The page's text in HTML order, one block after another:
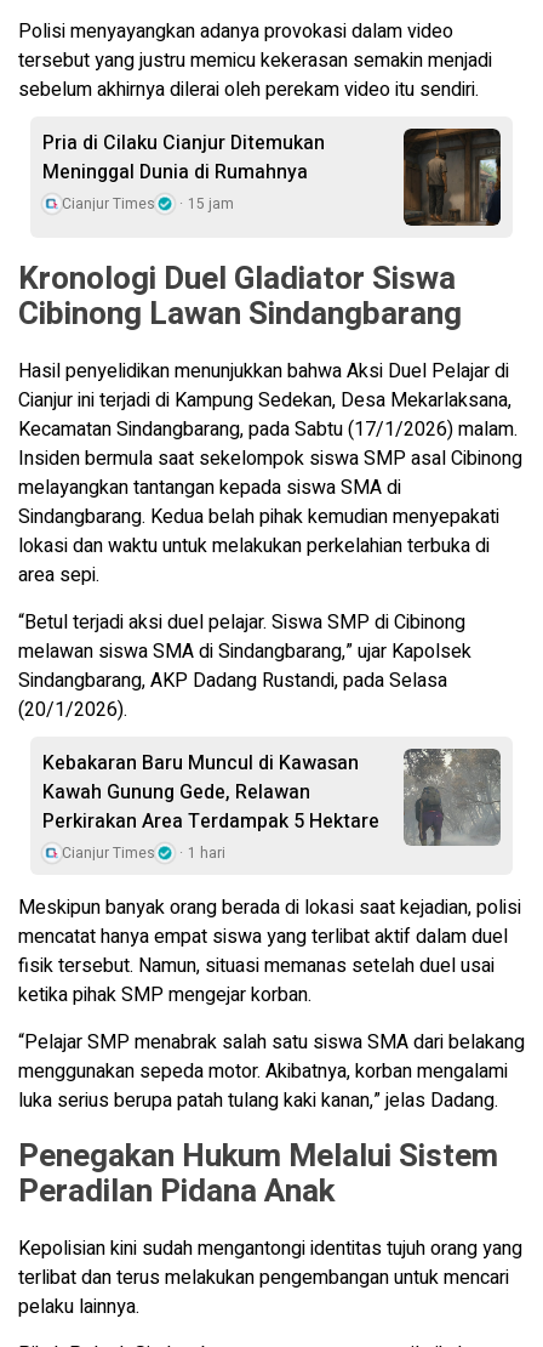
Polisi menyayangkan adanya provokasi dalam video
tersebut yang justru memicu kekerasan semakin menjadi
sebelum akhirnya dilerai oleh perekam video itu sendiri.
Pria di Cilaku Cianjur Ditemukan
Meninggal Dunia di Rumahnya
Cianjur Times 15 jam
Kronologi Duel Gladiator Siswa
Cibinong Lawan Sindangbarang
Hasil penyelidikan menunjukkan bahwa Aksi Duel Pelajar di
Cianjur ini terjadi di Kampung Sedekan, Desa Mekarlaksana,
Kecamatan Sindangbarang, pada Sabtu (17/1/2026) malam.
Insiden bermula saat sekelompok siswa SMP asal Cibinong
melayangkan tantangan kepada siswa SMA di
Sindangbarang. Kedua belah pihak kemudian menyepakati
lokasi dan waktu untuk melakukan perkelahian terbuka di
area sepi.
“Betul terjadi aksi duel pelajar. Siswa SMP di Cibinong
melawan siswa SMA di Sindangbarang,” ujar Kapolsek
Sindangbarang, AKP Dadang Rustandi, pada Selasa
(20/1/2026).
Kebakaran Baru Muncul di Kawasan
Kawah Gunung Gede, Relawan
Perkirakan Area Terdampak 5 Hektare
Cianjur Times 1 hari
Meskipun banyak orang berada di lokasi saat kejadian, polisi
mencatat hanya empat siswa yang terlibat aktif dalam duel
fisik tersebut. Namun, situasi memanas setelah duel usai
ketika pihak SMP mengejar korban.
“Pelajar SMP menabrak salah satu siswa SMA dari belakang
menggunakan sepeda motor. Akibatnya, korban mengalami
luka serius berupa patah tulang kaki kanan,” jelas Dadang.
Penegakan Hukum Melalui Sistem
Peradilan Pidana Anak
Kepolisian kini sudah mengantongi identitas tujuh orang yang
terlibat dan terus melakukan pengembangan untuk mencari
pelaku lainnya.